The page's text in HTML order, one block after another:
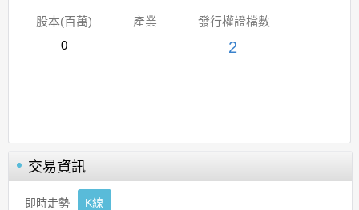
股本(百萬)
0
產業 發行權證檔數
2
交易資訊
即時走勢 K線